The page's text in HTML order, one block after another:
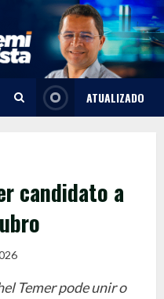
ATUALIZADO
candidato a
Temer pode unir o